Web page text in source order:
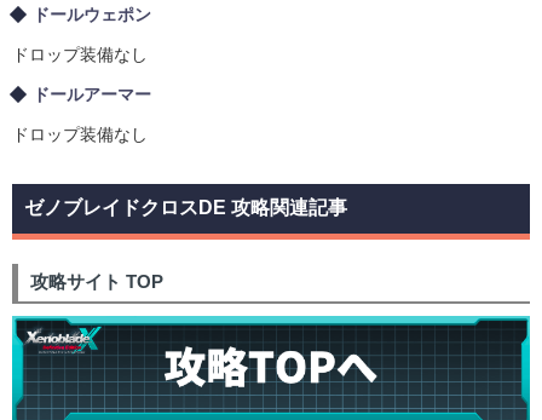
ドールウェポン
ドロップ装備なし
ドールアーマー
ドロップ装備なし
ゼノブレイドクロスDE 攻略関連記事
攻略サイト TOP